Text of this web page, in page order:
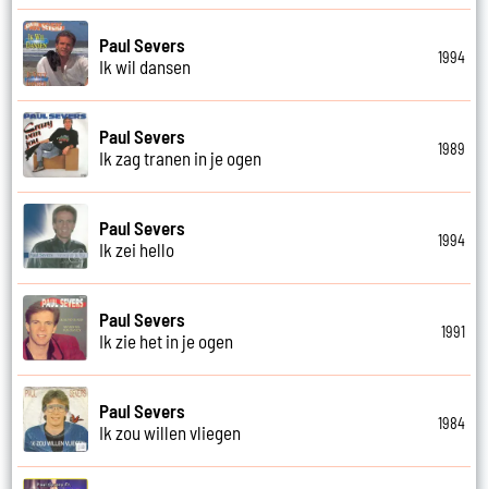
Paul Severs
Ik wil dansen
1994
Paul Severs
Ik zag tranen in je ogen
1989
Paul Severs
Ik zei hello
1994
Paul Severs
Ik zie het in je ogen
1991
Paul Severs
Ik zou willen vliegen
1984